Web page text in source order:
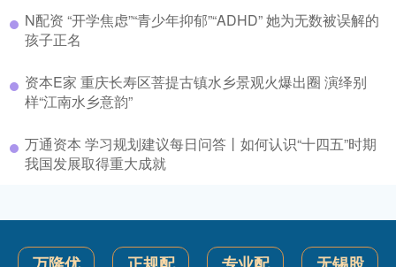
N配资 “开学焦虑”“青少年抑郁”“ADHD” 她为无数被误解的
孩子正名
资本E家 重庆长寿区菩提古镇水乡景观火爆出圈 演绎别
样“江南水乡意韵”
万通资本 学习规划建议每日问答丨如何认识“十四五”时期
我国发展取得重大成就